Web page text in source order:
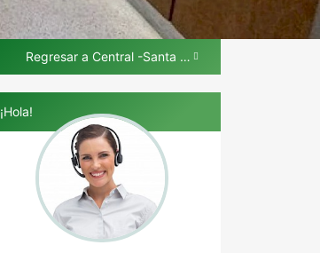
Regresar a Central -Santa Lucía Centro
¡Hola!